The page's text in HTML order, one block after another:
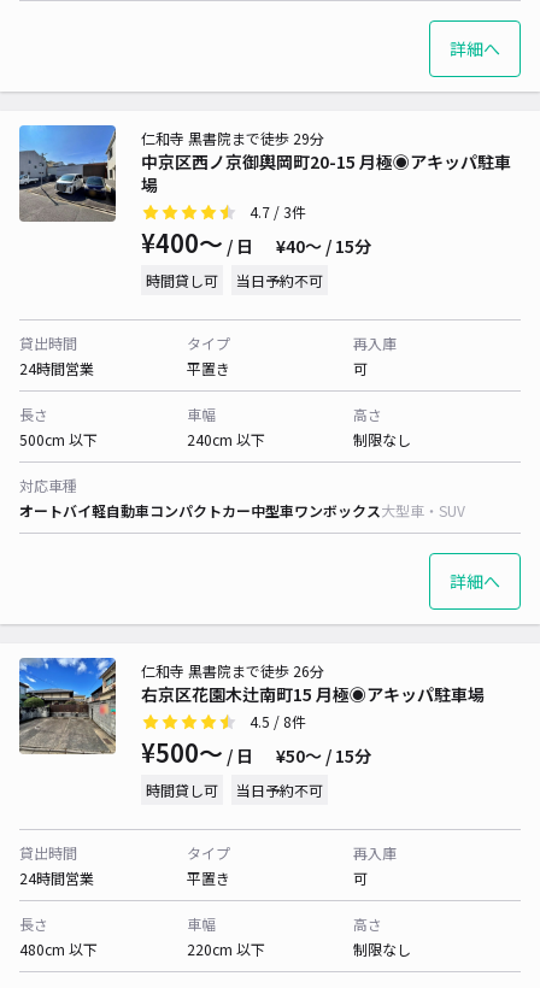
詳細へ
中京区西ノ京御輿岡町20-15 月極◉アキッパ駐車
場
仁和寺 黒書院まで徒歩 29分
4.7 / 3件
¥400〜 / 日 ¥40〜 / 15分
時間貸し可 当日予約不可
貸出時間
24時間営業
タイプ
平置き
再入庫
可
長さ
500cm 以下
車幅
240cm 以下
高さ
制限なし
対応車種
オートバイ軽自動車コンパクトカー中型車ワンボックス大型車・SUV
詳細へ
右京区花園木辻南町15 月極◉アキッパ駐車場
仁和寺 黒書院まで徒歩 26分
4.5 / 8件
¥500〜 / 日 ¥50〜 / 15分
時間貸し可 当日予約不可
貸出時間
24時間営業
タイプ
平置き
再入庫
可
長さ
480cm 以下
車幅
220cm 以下
高さ
制限なし